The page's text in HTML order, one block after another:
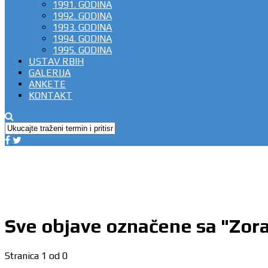
1991. GODINA
1992. GODINA
1993. GODINA
1994. GODINA
1995. GODINA
USTAV RBIH
GALERIJA
ANKETE
KONTAKT
Sve objave označene sa
Stranica 1 od 0